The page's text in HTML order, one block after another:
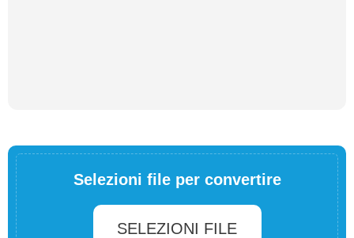
Selezioni file per convertire
SELEZIONI FILE